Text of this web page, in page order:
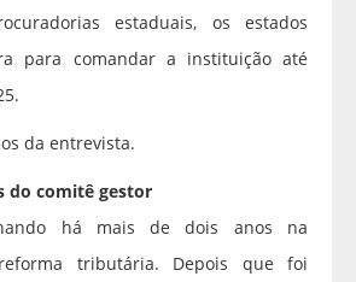
estaduais, os estados
para comandar a instituição até
da entrevista.
do comitê gestor
há mais de dois anos na
tributária. Depois que foi